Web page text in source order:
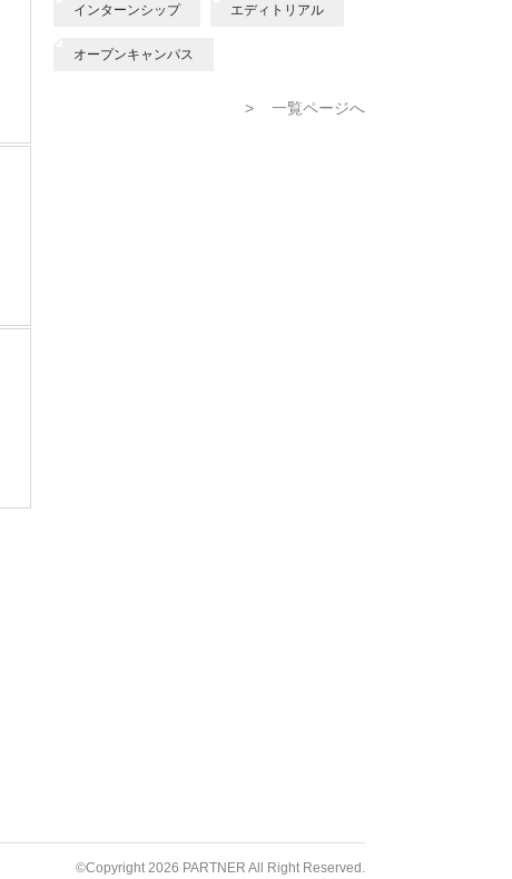
インターンシップ エディトリアル
オープンキャンパス
> 一覧ページへ
©Copyright 2026 PARTNER All Right Reserved.